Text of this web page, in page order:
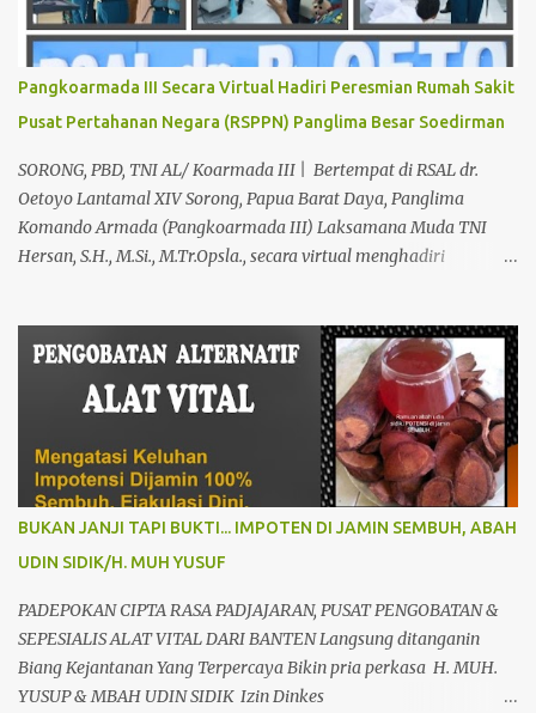
Kota Terdekat Di Mataram,? Kami Solusinya Jituh Ampuh , Tepat
Serta Dengan Waktu Yang Cepat Untuk Menyembuhkan Berbagai
keluhan Alat Vital Yang Anda Derita Atau Kurang Percaya Diri.
Pilih Salah Satu Keahlian Nya Sebab Pengobatan TRADISIONAL
Kami Memberikan Solusi Untuk Keharmonisan Rumah Tangga
Yang Benar-benar Manjur Khasiatnya, Dan Bertanggung Jawab
Serta Bergaransi.? Kali ini, H. Abdul Azis Hadir Di Pro...
Pangkoarmada III Secara Virtual Hadiri Peresmian Rumah Sakit
Pusat Pertahanan Negara (RSPPN) Panglima Besar Soedirman
SORONG, PBD, TNI AL/ Koarmada III | Bertempat di RSAL dr.
Oetoyo Lantamal XIV Sorong, Papua Barat Daya, Panglima
Komando Armada (Pangkoarmada III) Laksamana Muda TNI
Hersan, S.H., M.Si., M.Tr.Opsla., secara virtual menghadiri
tersebar di seluruh Indonesia, oleh Presiden Republik Indonesia Ir.
H. Jokowi Widodo yang didampingi Menteri Pertahanan RI
Prabowo Subianto, adapun peresmian tersebut diselenggarakan di
RSPPN, Jl. RC. Veteran Raya No.178, Bintaro, Kec. Pesanggrahan,
Kota Jakarta Selatan. Senin (19/02/24). Presiden Republik
Indonesia sangat menghargai dan mengapresiasi pembangunan
Rumah Sakit Pusat Pertahanan Negara Panglima Besar Sudirman
dan 25 Rumah Sakit TNI termasuk RSAL dr. Oetoyo Lantamal XIV
Sorong, yang diinisiasi oleh Kementerian Pertahanan, dan
mengharapkan dengan fasilitas dan peralatan yang sangat
modern, RSPPN Panglima Sudirman dapat menjadi rujukan bagi
Kem...
BUKAN JANJI TAPI BUKTI... IMPOTEN DI JAMIN SEMBUH, ABAH
UDIN SIDIK/H. MUH YUSUF
PADEPOKAN CIPTA RASA PADJAJARAN, PUSAT PENGOBATAN &
SEPESIALIS ALAT VITAL DARI BANTEN Langsung ditanganin
Biang Kejantanan Yang Terpercaya Bikin pria perkasa H. MUH.
YUSUP & MBAH UDIN SIDIK Izin Dinkes